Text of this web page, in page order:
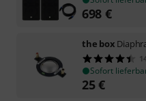
698 €
the box
Sofort
25€